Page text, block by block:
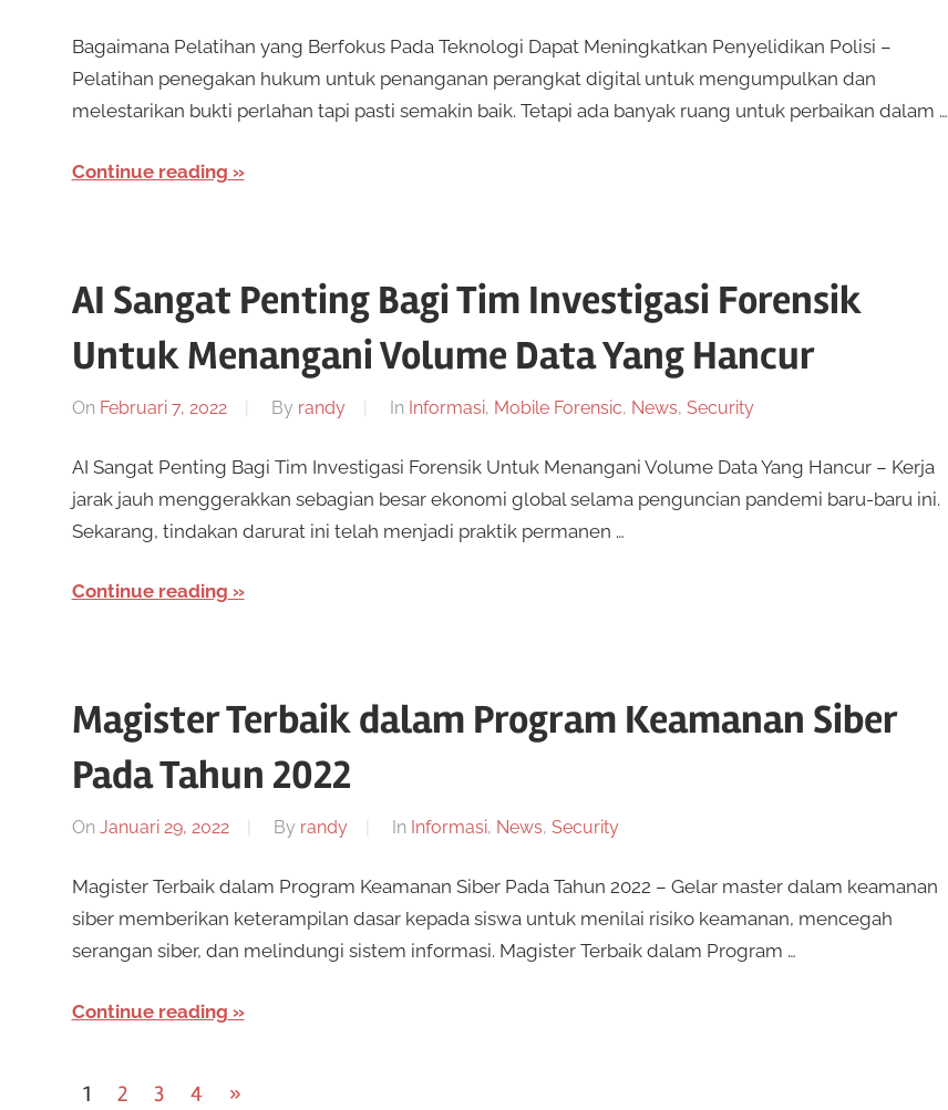
Bagaimana Pelatihan yang Berfokus Pada Teknologi Dapat Meningkatkan Penyelidikan Polisi –
Pelatihan penegakan hukum untuk penanganan perangkat digital untuk mengumpulkan dan
melestarikan bukti perlahan tapi pasti semakin baik. Tetapi ada banyak ruang untuk perbaikan dalam …
Continue reading
AI Sangat Penting Bagi Tim Investigasi Forensik
Untuk Menangani Volume Data Yang Hancur
On Februari 7, 2022 By randy In Informasi, Mobile Forensic, News, Security
AI Sangat Penting Bagi Tim Investigasi Forensik Untuk Menangani Volume Data Yang Hancur – Kerja
jarak jauh menggerakkan sebagian besar ekonomi global selama penguncian pandemi baru-baru ini.
Sekarang, tindakan darurat ini telah menjadi praktik permanen …
Continue reading
Magister Terbaik dalam Program Keamanan Siber
Pada Tahun 2022
On Januari 29, 2022 By randy In Informasi, News, Security
Magister Terbaik dalam Program Keamanan Siber Pada Tahun 2022 – Gelar master dalam keamanan
siber memberikan keterampilan dasar kepada siswa untuk menilai risiko keamanan, mencegah
serangan siber, dan melindungi sistem informasi. Magister Terbaik dalam Program …
Continue reading
Navigasi
1 2 3 4 Next
»